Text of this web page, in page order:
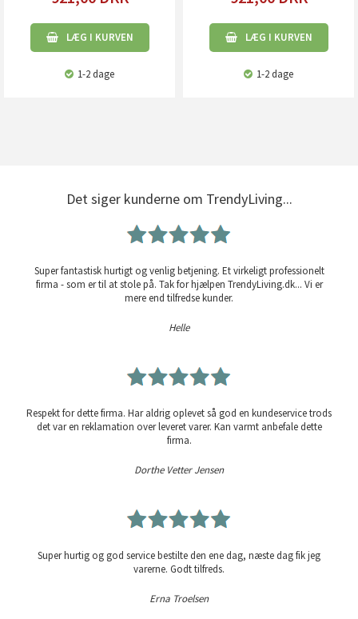
LÆG I KURVEN
1-2 dage
LÆG I KURVEN
1-2 dage
Det siger kunderne om TrendyLiving...
Super fantastisk hurtigt og venlig betjening. Et virkeligt professionelt
firma - som er til at stole på. Tak for hjælpen TrendyLiving.dk... Vi er
mere end tilfredse kunder.
Helle
Respekt for dette firma. Har aldrig oplevet så god en kundeservice trods
det var en reklamation over leveret varer. Kan varmt anbefale dette
firma.
Dorthe Vetter Jensen
Super hurtig og god service bestilte den ene dag, næste dag fik jeg
varerne. Godt tilfreds.
Erna Troelsen